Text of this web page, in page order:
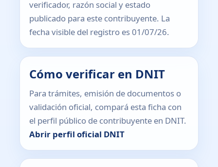
verificador, razón social y estado
publicado para este contribuyente. La
fecha visible del registro es 01/07/26.
Cómo verificar en DNIT
Para trámites, emisión de documentos o
validación oficial, compará esta ficha con
el perfil público de contribuyente en DNIT.
Abrir perfil oficial DNIT